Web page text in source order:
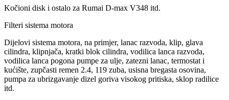
Kočioni disk i ostalo za Rumai D-max V348 itd.
Filteri sistema motora
Dijelovi sistema motora, na primjer, lanac razvoda, klip, glava
cilindra, klipnjača, kratki blok cilindra, vodilica lanca razvoda,
vodilica lanca pogona pumpe za ulje, zatezni lanac, termostat i
kućište, zupčasti remen 2.4, 119 zuba, usisna bregasta osovina,
pumpa za ubrizgavanje dizel goriva visokog pritiska, sklop radilice
itd.